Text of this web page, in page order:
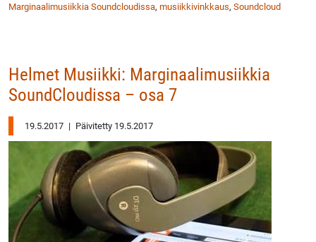
Marginaalimusiikkia Soundcloudissa, musiikkivinkkaus, Soundcloud
Helmet Musiikki: Marginaalimusiikkia
SoundCloudissa – osa 7
19.5.2017 | Päivitetty 19.5.2017